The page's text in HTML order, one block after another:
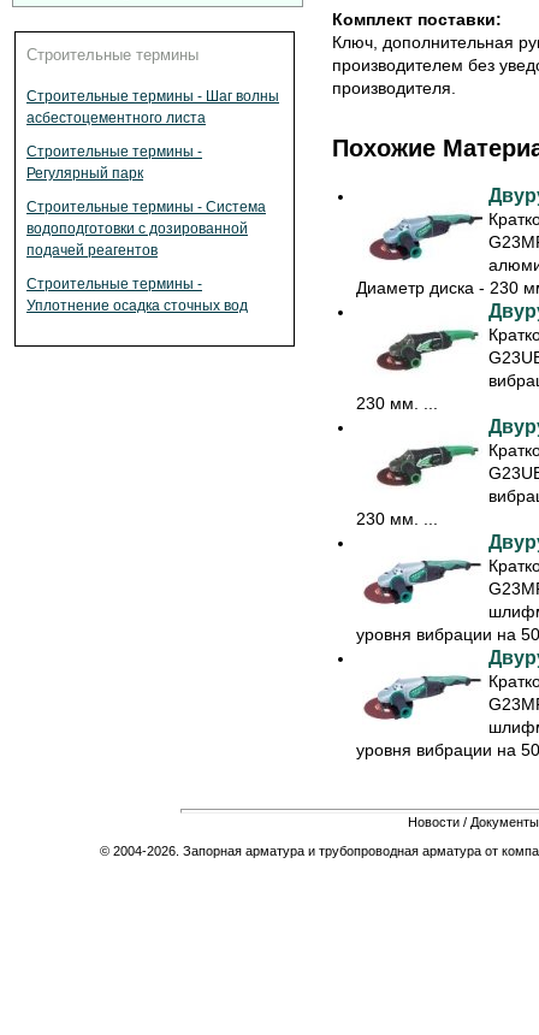
Строительные термины
Строительные термины - Шаг волны
асбестоцементного листа
Строительные термины -
Регулярный парк
Строительные термины - Система
водоподготовки с дозированной
подачей реагентов
Строительные термины -
Уплотнение осадка сточных вод
Комплект поставки:
Ключ, дополнительная
производителем без
производителя.
Похожие
Диаметр диска - 230
230 мм. ...
230 мм. ...
уровня вибрации на
уровня вибрации на
Новости / Документы
© 2004-2026. Запорная арматура и трубопроводная арматура от